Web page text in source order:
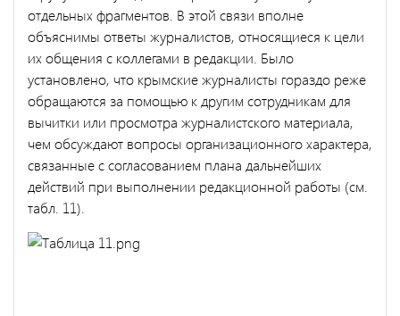
отдельных фрагментов. В этой связи вполне
объяснимы ответы журналистов, относящиеся к цели
их общения с коллегами в редакции. Было
установлено, что крымские журналисты гораздо реже
обращаются за помощью к другим сотрудникам для
вычитки или просмотра журналистского материала,
чем обсуждают вопросы организационного характера,
связанные с согласованием плана дальнейших
действий при выполнении редакционной работы (см.
табл. 11).